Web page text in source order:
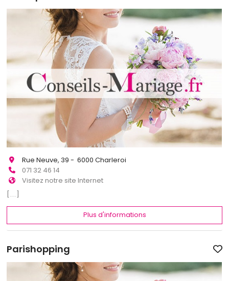
Rue Neuve, 39 - 6000 Charleroi
071 32 46 14
Visitez notre site Internet
[...]
Plus d'informations
Parishopping